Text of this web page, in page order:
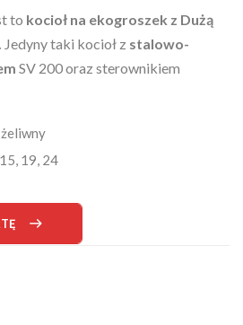
to kocioł na ekogroszek z Dużą
Jedyny taki kocioł z stalowo-
SV 200 oraz sterownikiem
15, 19, 24